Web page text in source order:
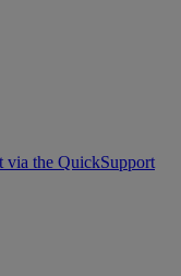
via the QuickSupport